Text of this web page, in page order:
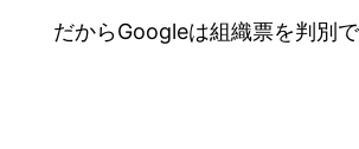
だからGoogleは組織票を判別